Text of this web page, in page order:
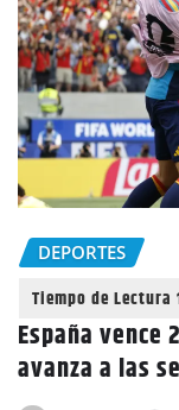
DEPORTES
España vence
avanza a las